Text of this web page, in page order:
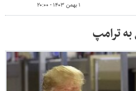
۱ بهمن ۱۴۰۳ - ۲۰:۰۰
ترامپ